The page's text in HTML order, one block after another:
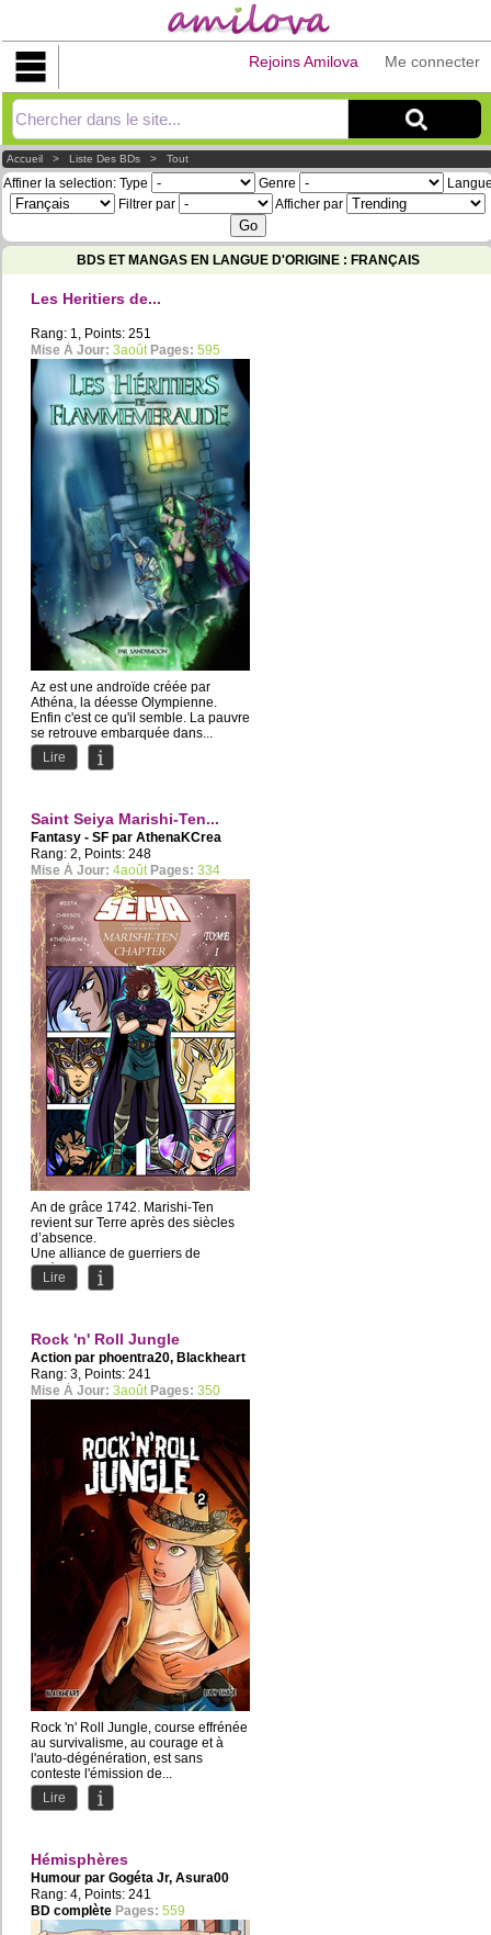
Me connecter
Rejoins Amilova
Accueil >Liste Des BDs >Tout
Affiner la selection: Type Genre
Filtrer par
Afficher par
BDS ET MANGAS EN LANGUE D'ORIGINE : FRANÇAIS
Les Heritiers de...
Rang: 1, Points: 251
Mise À Jour: 3août Pages: 595
Az est une androïde créée par
Athéna, la déesse Olympienne.
Enfin c'est ce qu'il semble. La pauvre
se retrouve embarquée dans...
Lire
Saint Seiya Marishi-Ten...
Fantasy - SF par AthenaKCrea
Rang: 2, Points: 248
Mise À Jour: 4août Pages: 334
An de grâce 1742. Marishi-Ten
revient sur Terre après des siècles
d’absence.
Une alliance de guerriers de
différents camps va...
Lire
Rock 'n' Roll Jungle
Action par phoentra20, Blackheart
Rang: 3, Points: 241
Mise À Jour: 3août Pages: 350
Rock 'n' Roll Jungle, course effrénée
au survivalisme, au courage et à
l'auto-dégénération, est sans
conteste l'émission de...
Lire
Hémisphères
Humour par Gogéta Jr, Asura00
Rang: 4, Points: 241
BD complète Pages: 559